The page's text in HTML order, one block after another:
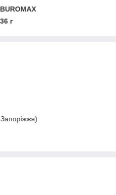
BUROMAX
36 г